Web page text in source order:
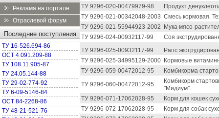
Реклама на портале
Отраслевой форум
Последние поступления
ТУ 16-526.694-86
ОСТ 4.091.209-88
ТУ 108.11.905-87
ТУ 24.05.144-88
ТУ 29-02-774-92
ТУ 6-09-5146-84
ОСТ 84-2268-86
ТУ 48-21-521-76
ТУ 9296-020-00479979-98
Продукт
ТУ 9296-021-00342048-2003 Смесь кормовая.
ТУ 9296-021-55944923-2002
Мука мясо-
ТУ 9296-024-00932117-99
Соя
ТУ 9296-025-00932117-99
Рапс
ТУ 9296-025-34995129-2000 Кормовые
ТУ 9296-059-00472012-95
Комбикорма
ТУ 9296-060-00472012-95
Комбикорм
"Мидиум".
ТУ 9296-071-17062028-95
Корм для кошек
ТУ 9296-072-17062028-95
Корм для собак